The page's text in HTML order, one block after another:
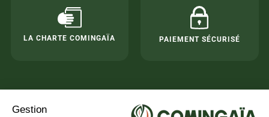
LA CHARTE COMINGAÏA PAIEMENT SÉCURISÉ